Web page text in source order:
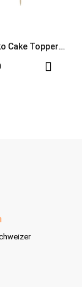
Cake Topper